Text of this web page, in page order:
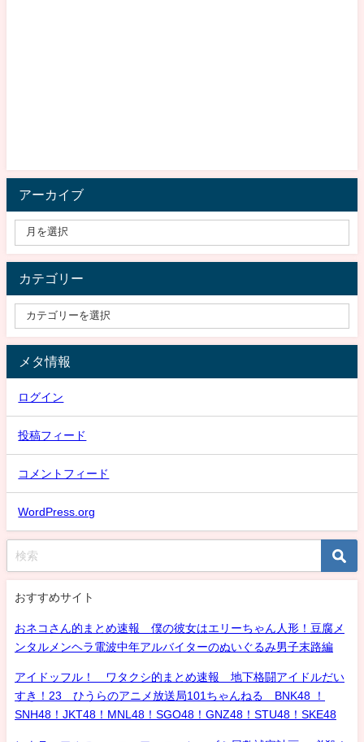
アーカイブ
カテゴリー
メタ情報
ログイン
投稿フィード
コメントフィード
WordPress.org
おすすめサイト
おネコさん的まとめ速報 僕の彼女はエリーちゃん人形！豆腐メ
ンタルメンヘラ電波中年アルバイターのぬいぐるみ男子末路編
アイドッフル！ ワタクシ的まとめ速報 地下格闘アイドルだい
すき！23 ひうらのアニメ放送局101ちゃんねる BNK48 ！
SNH48！JKT48！MNL48！SGO48！GNZ48！STU48！SKE48